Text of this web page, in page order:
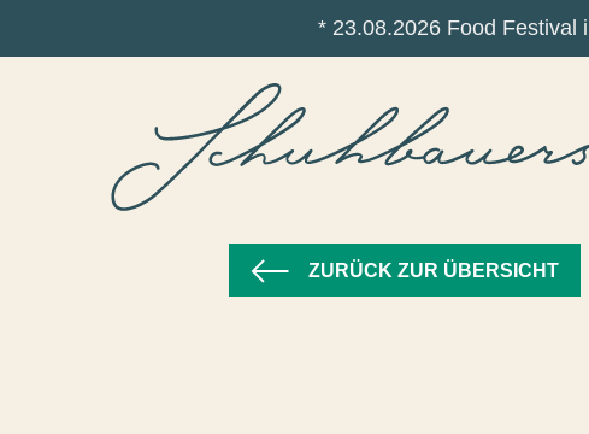
* 23.08.2026 Food Festival
ZURÜCK ZUR ÜBERSICHT